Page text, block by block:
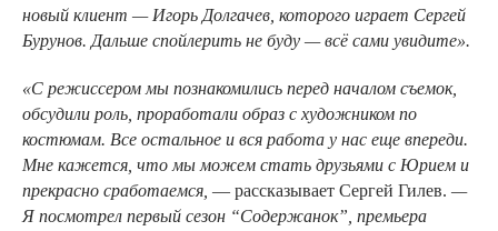
новый клиент — Игорь Долгачев, которого играет Сергей
Бурунов. Дальше спойлерить не буду — всё сами увидите».
«С режиссером мы познакомились перед началом съемок,
обсудили роль, проработали образ с художником по
костюмам. Все остальное и вся работа у нас еще впереди.
Мне кажется, что мы можем стать друзьями с Юрием и
прекрасно сработаемся, — рассказывает Сергей Гилев. —
Я посмотрел первый сезон “Содержанок”, премьера